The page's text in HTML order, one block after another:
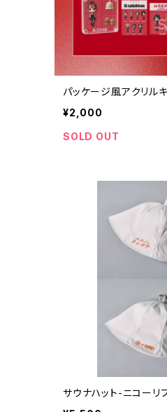
パッケージ風アクリル
¥2,000
SOLD OUT
サウナハット-ニコーリ